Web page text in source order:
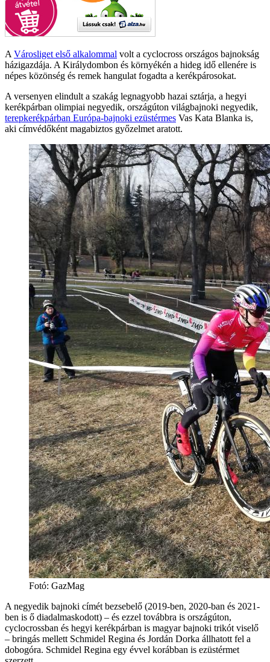
A Városliget első alkalommal volt a cyclocross országos bajnokság
házigazdája. A Királydombon és környékén a hideg idő ellenére is
népes közönség és remek hangulat fogadta a kerékpárosokat.
A versenyen elindult a szakág legnagyobb hazai sztárja, a hegyi
kerékpárban olimpiai negyedik, országúton világbajnoki negyedik,
terepkerékpárban Európa-bajnoki ezüstérmes Vas Kata Blanka is,
aki címvédőként magabiztos győzelmet aratott.
Fotó: GazMag
A negyedik bajnoki címét bezsebelő (2019-ben, 2020-ban és 2021-
ben is ő diadalmaskodott) – és ezzel továbbra is országúton,
cyclocrossban és hegyi kerékpárban is magyar bajnoki trikót viselő
– bringás mellett Schmidel Regina és Jordán Dorka állhatott fel a
dobogóra. Schmidel Regina egy évvel korábban is ezüstérmet